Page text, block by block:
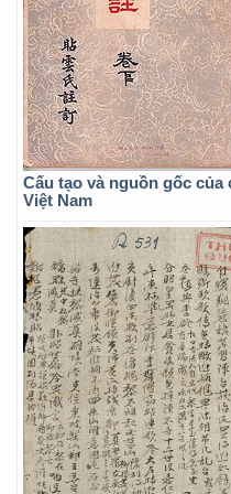
Cấu tạo và nguồn gốc
Việt Nam